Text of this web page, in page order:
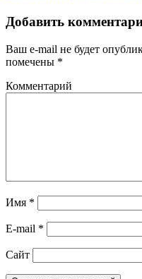
Добавить
Ваш e-mail не будет
помечены *
Комментарий
Имя *
E-mail *
Сайт